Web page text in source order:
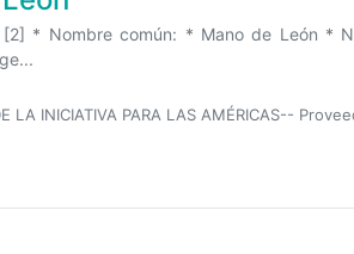
* Nombre común: * Mano de León *
LA INICIATIVA PARA LAS AMÉRICAS--